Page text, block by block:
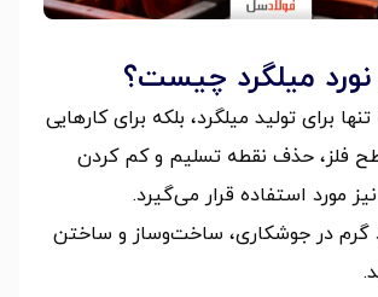
نورد میلگرد چیست؟
برای تولید میلگرد، بلکه برای کارهایی
فلز، حذف نقطه تسلیم و کم کردن
مورد استفاده قرار می‌گیرد.
گرم در جوشکاری، ساخت‌وساز و ساختن